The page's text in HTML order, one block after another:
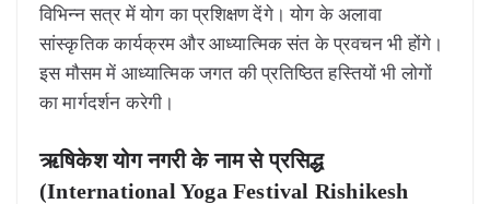
विभिन्न सत्र में योग का प्रशिक्षण देंगे। योग के अलावा
सांस्कृतिक कार्यक्रम और आध्यात्मिक संत के प्रवचन भी होंगे।
इस मौसम में आध्यात्मिक जगत की प्रतिष्ठित हस्तियों भी लोगों
का मार्गदर्शन करेगी।
ऋषिकेश योग नगरी के नाम से प्रसिद्ध
(International Yoga Festival Rishikesh